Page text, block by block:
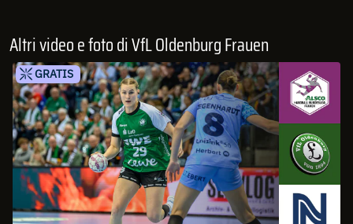
Altri video e foto di VfL Oldenburg Frauen
GRATIS